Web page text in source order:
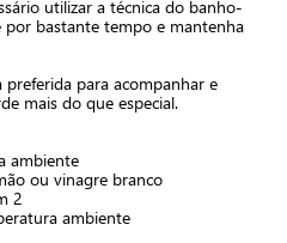
utilizar a técnica do banho-
por bastante tempo e mantenha
preferida para acompanhar e
mais do que especial.
ambiente
ou vinagre branco
2
ambiente